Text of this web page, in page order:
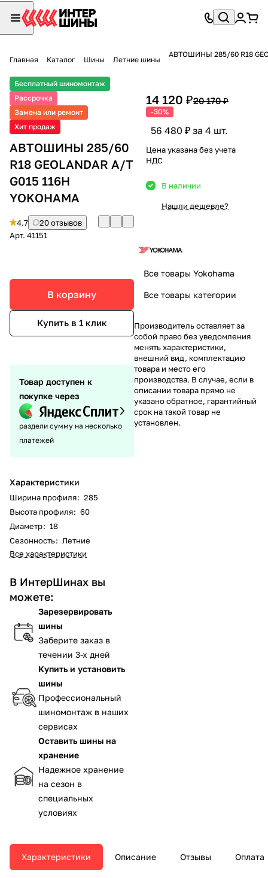
Главная Каталог Шины Летние шины
АВТОШИНЫ 285/60 R18
Бесплатный шиномонтаж
Рассрочка
Замена или ремонт
Хит продаж
АВТОШИНЫ 285/60
R18 GEOLANDAR A/T
G015 116H
YOKOHAMA
4.7
20 отзывов
Арт. 41151
В корзину
Купить в 1 клик
Товар доступен к
покупке через
раздели сумму на несколько
платежей
Характеристики
Ширина профиля: 285
Высота профиля: 60
Диаметр: 18
Сезонность: Летние
Все характеристики
В ИнтерШинах вы
можете:
Зарезервировать
шины
Заберите заказ в
течении 3-х дней
Купить и установить
шины
Профессиональный
шиномонтаж в наших
сервисах
Оставить шины на
хранение
Надежное хранение
на сезон в
специальных
условиях
14 120 ₽20 170 ₽
-30%
56 480 ₽ за 4 шт.
Цена указана без учета
НДС
В наличии
Нашли дешевле?
Все товары Yokohama
Все товары категории
Производитель оставляет за
собой право без уведомления
менять характеристики,
внешний вид, комплектацию
товара и место его
производства. В случае, если в
описании товара прямо не
указано обратное, гарантийный
срок на такой товар не
установлен.
Характеристики Описание Отзывы Оплата